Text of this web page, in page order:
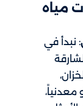
مياه
: نبدأ في
معدنياً،